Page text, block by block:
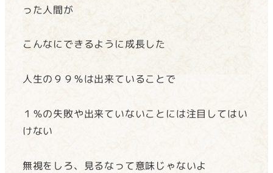
った人間が
こんなにできるように成長した
人生の９９％は出来ていることで
１％の失敗や出来ていないことには注目してはい
けない
無視をしろ、見るなって意味じゃないよ